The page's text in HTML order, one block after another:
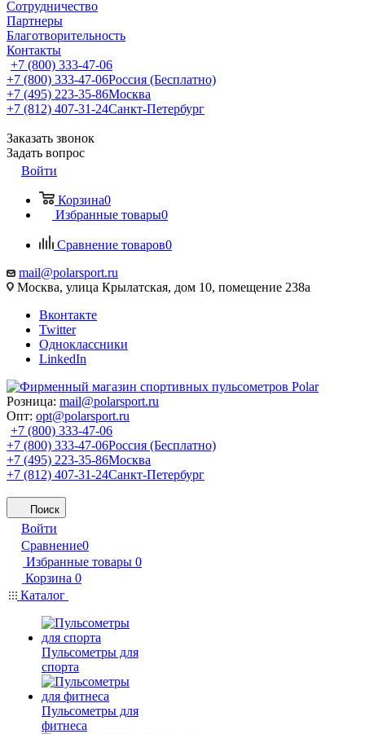
Сотрудничество
Партнеры
Благотворительность
Контакты
+7 (800) 333-47-06
+7 (800) 333-47-06Россия (Бесплатно)
+7 (495) 223-35-86Москва
+7 (812) 407-31-24Санкт-Петербург
Заказать звонок
Задать вопрос
Войти
Корзина0
Избранные товары0
Сравнение товаров0
mail@polarsport.ru
Москва, улица Крылатская, дом 10, помещение 238а
Вконтакте
Twitter
Одноклассники
LinkedIn
Розница: mail@polarsport.ru
Опт: opt@polarsport.ru
+7 (800) 333-47-06
+7 (800) 333-47-06Россия (Бесплатно)
+7 (495) 223-35-86Москва
+7 (812) 407-31-24Санкт-Петербург
Поиск
Войти
Сравнение0
Избранные товары 0
Корзина 0
Каталог
Пульсометры для
спорта
Пульсометры для
фитнеса